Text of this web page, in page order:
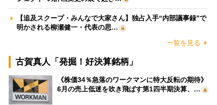
【追及スクープ・みんなで大家さん】独占入手“内部議事録”で
明かされる柳瀬健一・代表の思…
一覧を見る
古賀真人「発掘！好決算銘柄」
《株価34％急落のワークマンに特大反転の期待》
6月の売上低迷を吹き飛ばす第1四半期決算、…